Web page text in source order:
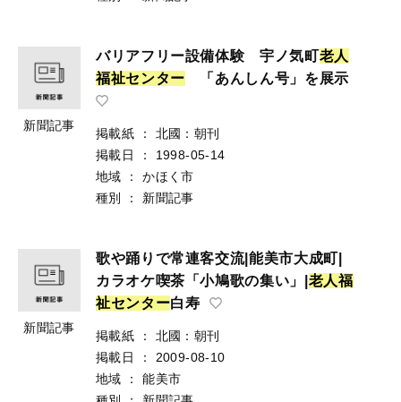
新聞記事
バリアフリー設備体験 宇ノ気町老人
福祉セ ンター 「あんしん号」を展示
掲載紙 ：
北國：朝刊
掲載日
：
1998-05-14
地域
：
かほく市
種別
： 新聞記事
新聞記事
歌や踊りで常連客交流|能美市大成町|
カラオケ喫茶「小鳩歌の集い」| 老人福
祉センタ ー白寿
掲載紙 ：
北國：朝刊
掲載日
：
2009-08-10
地域
：
能美市